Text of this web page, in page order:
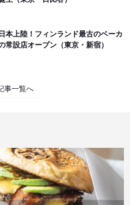
本上陸！フィンランド最古のベーカ
常設店オープン（東京・新宿）
事一覧へ